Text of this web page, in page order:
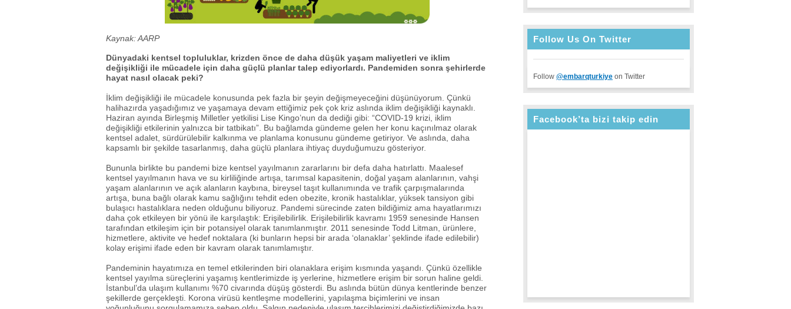
Follow Us On Twitter
Follow @embarqturkiye on Twitter
Facebook’ta bizi takip edin
Kaynak: AARP
Dünyadaki kentsel topluluklar, krizden önce de daha düşük yaşam maliyetleri ve iklim
değişikliği ile mücadele için daha güçlü planlar talep ediyorlardı. Pandemiden sonra şehirlerde
hayat nasıl olacak peki?
İklim değişikliği ile mücadele konusunda pek fazla bir şeyin değişmeyeceğini düşünüyorum. Çünkü
halihazırda yaşadığımız ve yaşamaya devam ettiğimiz pek çok kriz aslında iklim değişikliği kaynaklı.
Haziran ayında Birleşmiş Milletler yetkilisi Lise Kingo’nun da dediği gibi: “COVID-19 krizi, iklim
değişikliği etkilerinin yalnızca bir tatbikatı”. Bu bağlamda gündeme gelen her konu kaçınılmaz olarak
kentsel adalet, sürdürülebilir kalkınma ve planlama konusunu gündeme getiriyor. Ve aslında, daha
kapsamlı bir şekilde tasarlanmış, daha güçlü planlara ihtiyaç duyduğumuzu gösteriyor.
Bununla birlikte bu pandemi bize kentsel yayılmanın zararlarını bir defa daha hatırlattı. Maalesef
kentsel yayılmanın hava ve su kirliliğinde artışa, tarımsal kapasitenin, doğal yaşam alanlarının, vahşi
yaşam alanlarının ve açık alanların kaybına, bireysel taşıt kullanımında ve trafik çarpışmalarında
artışa, buna bağlı olarak kamu sağlığını tehdit eden obezite, kronik hastalıklar, yüksek tansiyon gibi
bulaşıcı hastalıklara neden olduğunu biliyoruz. Pandemi sürecinde zaten bildiğimiz ama hayatlarımızı
daha çok etkileyen bir yönü ile karşılaştık: Erişilebilirlik. Erişilebilirlik kavramı 1959 senesinde Hansen
tarafından etkileşim için bir potansiyel olarak tanımlanmıştır. 2011 senesinde Todd Litman, ürünlere,
hizmetlere, aktivite ve hedef noktalara (ki bunların hepsi bir arada ‘olanaklar’ şeklinde ifade edilebilir)
kolay erişimi ifade eden bir kavram olarak tanımlamıştır.
Pandeminin hayatımıza en temel etkilerinden biri olanaklara erişim kısmında yaşandı. Çünkü özellikle
kentsel yayılma süreçlerini yaşamış kentlerimizde iş yerlerine, hizmetlere erişim bir sorun haline geldi.
İstanbul’da ulaşım kullanımı %70 civarında düşüş gösterdi. Bu aslında bütün dünya kentlerinde benzer
şekillerde gerçekleşti. Korona virüsü kentleşme modellerini, yapılaşma biçimlerini ve insan